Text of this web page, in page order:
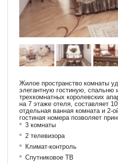
Жилое пространство комнаты
элегантную гостиную, спальню
трехкомнатных королевских
на 7 этаже отеля, составляет
отдельная ванная комната и 2-
гостиная номера позволяет
3 комнаты
2 телевизора
Климат-контроль
Спутниковое ТВ